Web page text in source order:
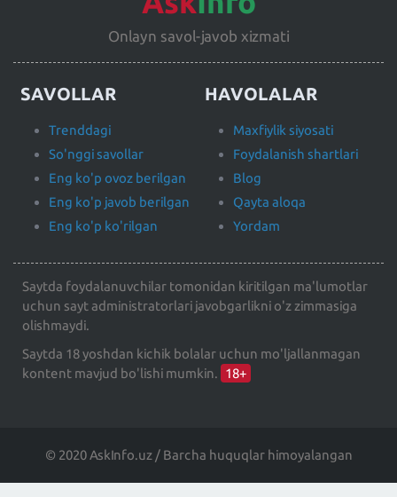
Onlayn savol-javob xizmati
SAVOLLAR
Trenddagi
So'nggi savollar
Eng ko'p ovoz berilgan
Eng ko'p javob berilgan
Eng ko'p ko'rilgan
HAVOLALAR
Maxfiylik siyosati
Foydalanish shartlari
Blog
Qayta aloqa
Yordam
Saytda foydalanuvchilar tomonidan kiritilgan ma'lumotlar
uchun sayt administratorlari javobgarlikni o'z zimmasiga
olishmaydi.
Saytda 18 yoshdan kichik bolalar uchun mo'ljallanmagan
kontent mavjud bo'lishi mumkin. 18+
© 2020 AskInfo.uz / Barcha huquqlar himoyalangan